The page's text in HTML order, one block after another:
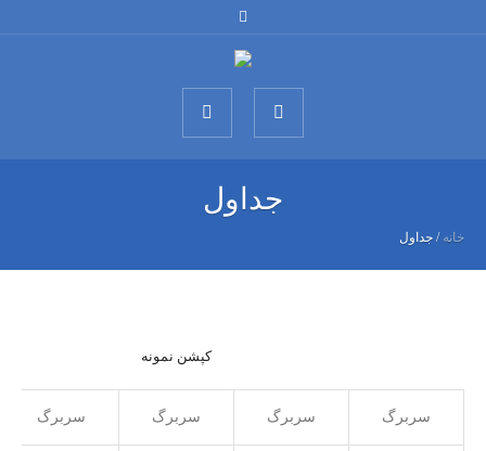
جداول
خانه / جداول
کپشن نمونه
سربرگ سربرگ سربرگ سربرگ